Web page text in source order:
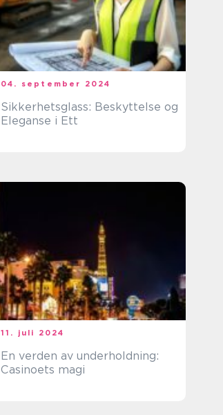
04. september 2024
Sikkerhetsglass: Beskyttelse og
Eleganse i Ett
11. juli 2024
En verden av underholdning:
Casinoets magi